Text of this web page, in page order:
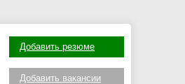
Добавить резюме
Добавить вакансии